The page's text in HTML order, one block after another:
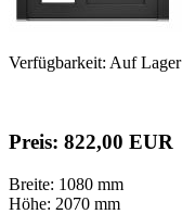
Verfügbarkeit: Auf Lager
Preis: 822,00 EUR
Breite: 1080 mm
Höhe: 2070 mm